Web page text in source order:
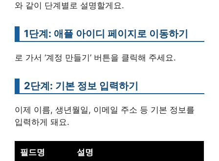
와 같이 단계별로 설명할게요.
1단계: 애플 아이디 페이지로 이동하기
로 가서 ‘계정 만들기’ 버튼을 클릭해 주세요.
2단계: 기본 정보 입력하기
이제 이름, 생년월일, 이메일 주소 등 기본 정보를
입력하게 돼요.
필드명 설명